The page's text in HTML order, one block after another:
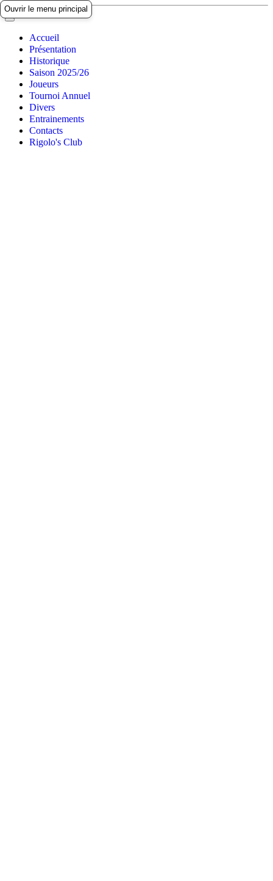
Accueil
Présentation
Historique
Saison 2025/26
Joueurs
Tournoi Annuel
Divers
Entrainements
Contacts
Rigolo's Club
Ouvrir le menu principal